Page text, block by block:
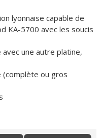
lyonnaise capable de
KA-5700 avec les soucis
une autre platine,
(complète ou gros